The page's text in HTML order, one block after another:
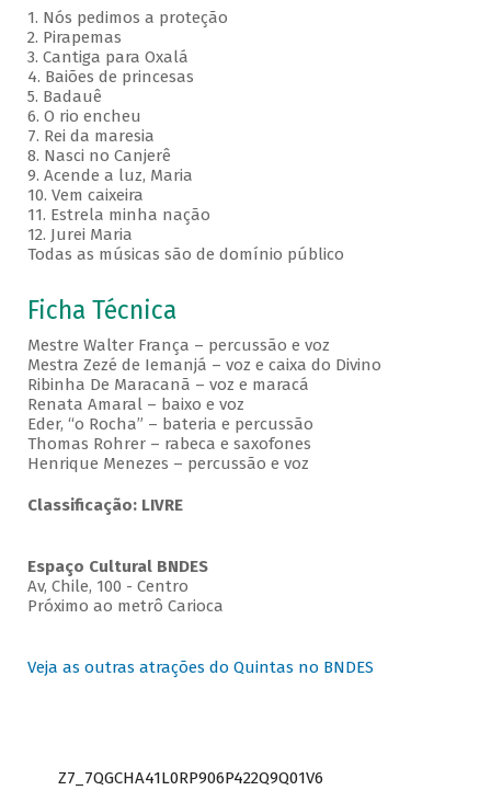
1. Nós pedimos a proteção
2. Pirapemas
3. Cantiga para Oxalá
4. Baiões de princesas
5. Badauê
6. O rio encheu
7. Rei da maresia
8. Nasci no Canjerê
9. Acende a luz, Maria
10. Vem caixeira
11. Estrela minha nação
12. Jurei Maria
Todas as músicas são de domínio público
Ficha Técnica
Mestre Walter França – percussão e voz
Mestra Zezé de Iemanjá – voz e caixa do Divino
Ribinha De Maracanã – voz e maracá
Renata Amaral – baixo e voz
Eder, “o Rocha” – bateria e percussão
Thomas Rohrer – rabeca e saxofones
Henrique Menezes – percussão e voz
Classificação: LIVRE
Espaço Cultural BNDES
Av, Chile, 100 - Centro
Próximo ao metrô Carioca
Veja as outras atrações do Quintas no BNDES
Z7_7QGCHA41L0RP906P422Q9Q01V6